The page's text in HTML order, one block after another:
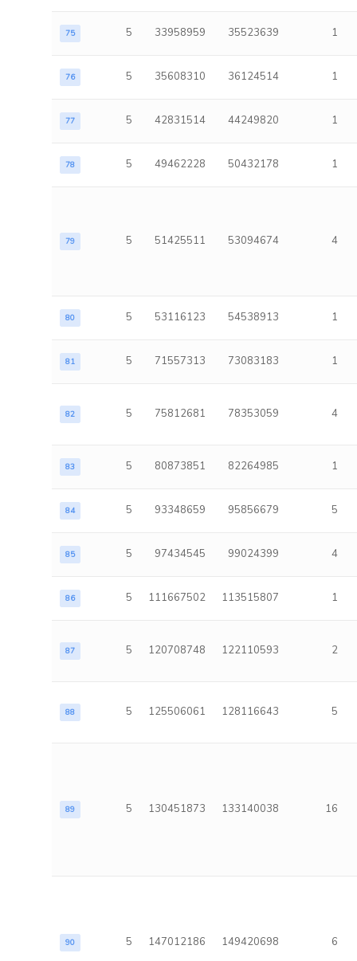
75 5 33958959 35523639 1
76 5 35608310 36124514 1
77 5 42831514 44249820 1
78 5 49462228 50432178 1
79 5 51425511 53094674 4
80 5 53116123 54538913 1
81 5 71557313 73083183 1
82 5 75812681 78353059 4
83 5 80873851 82264985 1
84 5 93348659 95856679 5
85 5 97434545 99024399 4
86 5 111667502 113515807 1
87 5 120708748 122110593 2
88 5 125506061 128116643 5
89 5 130451873 133140038 16
90 5 147012186 149420698 6